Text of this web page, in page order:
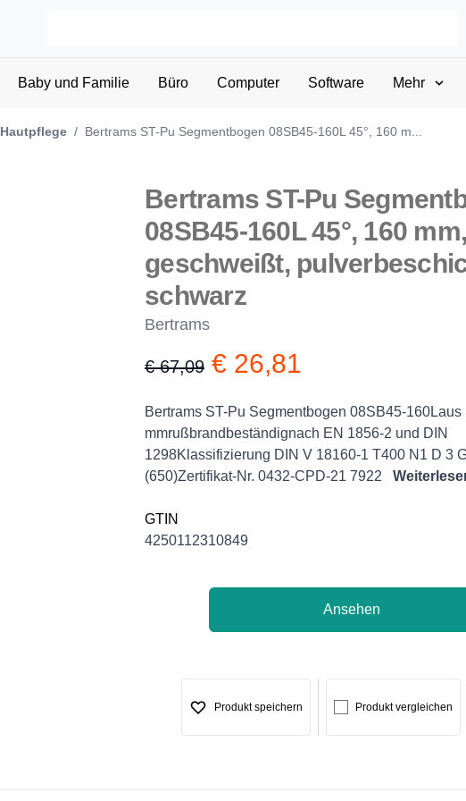
Baby und Familie Büro Computer Software Mehr
Hautpflege / Bertrams ST-Pu Segmentbogen 08SB45-160L 45°, 160 m...
Bertrams ST-Pu
08SB45-160L 45°, 160 mm,
geschweißt,
schwarz
Bertrams
Product information
€ 67,09 € 26,81
Description
Bertrams ST-Pu Segmentbogen 08SB45-160Laus
mmrußbrandbeständignach EN 1856-2 und DIN
1298Klassifizierung DIN V 18160-1 T400 N1 D 3
(650)Zertifikat-Nr. 0432-CPD-21 7922
GTIN
4250112310849
Ansehen
Produkt speichern Produkt vergleichen